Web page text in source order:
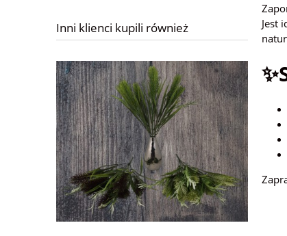
Inni klienci kupili również
Jest